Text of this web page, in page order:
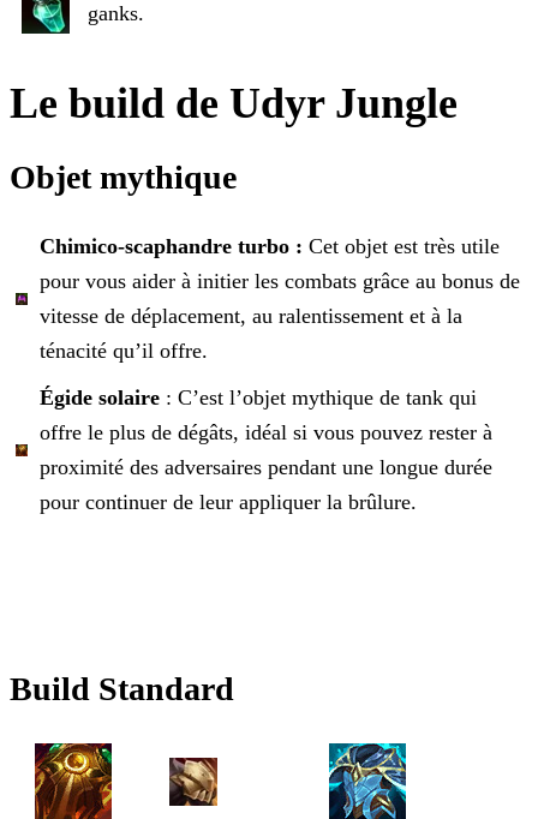
ganks.
Le build de Udyr Jungle
Objet mythique
Chimico-scaphandre turbo : Cet objet est très utile
pour vous aider à initier les combats grâce au bonus de
vitesse de déplacement, au ralentissement et à la
ténacité qu’il offre.
Égide solaire : C’est l’objet mythique de tank qui
offre le plus de dégâts, idéal si vous pouvez rester à
proximité des adversaires pendant une longue durée
pour continuer de leur appliquer la brûlure.
Build Standard